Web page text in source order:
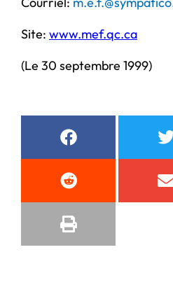
Site: www.mef.qc.ca
(Le 30 septembre 1999)